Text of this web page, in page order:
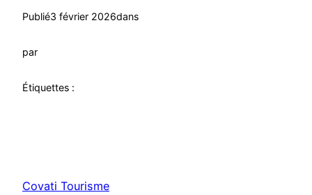
Publié3 février 2026dans
par
Étiquettes :
Covati Tourisme